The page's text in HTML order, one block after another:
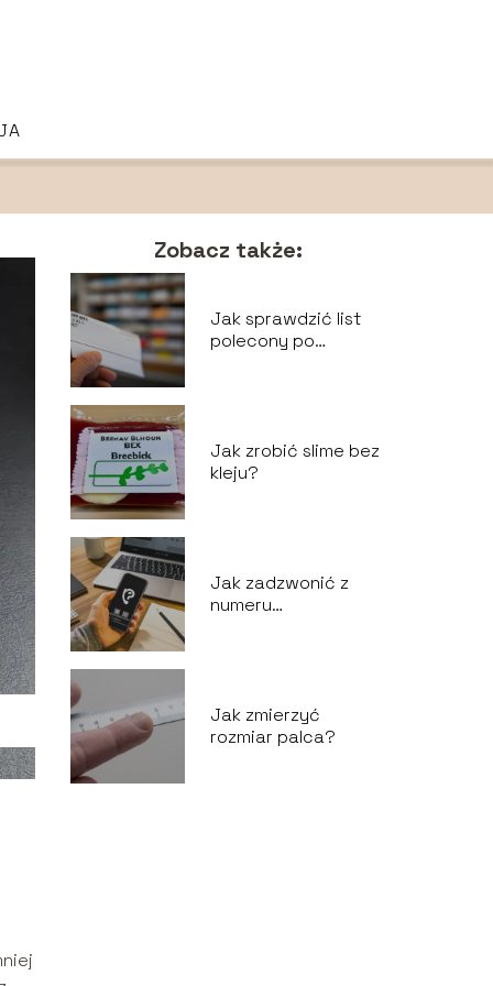
Zobacz także:
Jak sprawdzić list
polecony po
Jak zrobić slime bez
kleju?
Jak zadzwonić z
numeru
Jak zmierzyć
rozmiar palca?